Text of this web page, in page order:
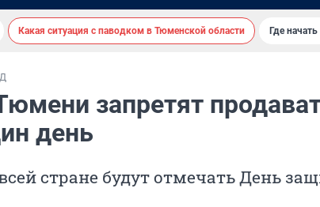
Какая ситуация с паводком в Тюменской области Где
запретят
день
стране будут отмечать День